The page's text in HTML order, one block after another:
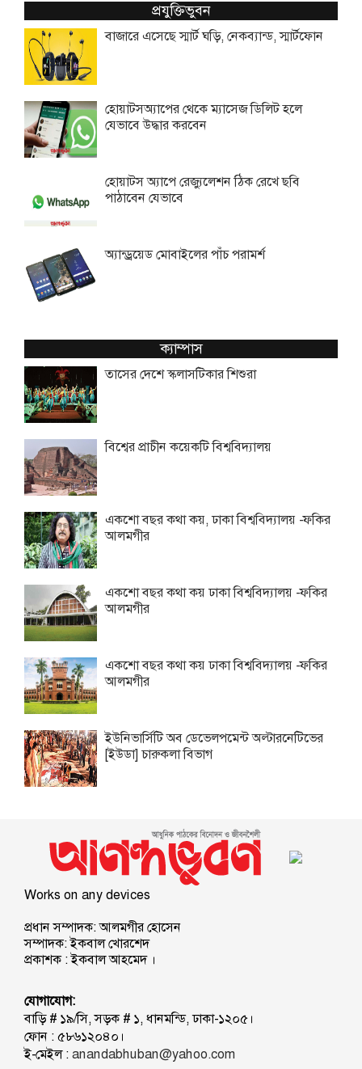
প্রযুক্তিভুবন
বাজারে এসেছে স্মার্ট ঘড়ি, নেকব্যান্ড, স্মার্টফোন
হোয়াটসঅ্যাপের থেকে ম্যাসেজ ডিলিট হলে
যেভাবে উদ্ধার করবেন
হোয়াটস অ্যাপে রেজ্যুলেশন ঠিক রেখে ছবি
পাঠাবেন যেভাবে
অ্যান্ড্রয়েড মোবাইলের পাঁচ পরামর্শ
ক্যাম্পাস
তাসের দেশে স্কলাসটিকার শিশুরা
বিশ্বের প্রাচীন কয়েকটি বিশ্ববিদ্যালয়
একশো বছর কথা কয়, ঢাকা বিশ্ববিদ্যালয় -ফকির
আলমগীর
একশো বছর কথা কয় ঢাকা বিশ্ববিদ্যালয় -ফকির
আলমগীর
একশো বছর কথা কয় ঢাকা বিশ্ববিদ্যালয় -ফকির
আলমগীর
ইউনিভার্সিটি অব ডেভেলপমেন্ট অল্টারনেটিভের
[ইউডা] চারুকলা বিভাগ
Works on any devices
প্রধান সম্পাদক: আলমগীর হোসেন
সম্পাদক: ইকবাল খোরশেদ
প্রকাশক : ইকবাল আহমেদ ।
যোগাযোগ:
বাড়ি # ১৯/সি, সড়ক # ১, ধানমন্ডি, ঢাকা-১২০৫।
ফোন : ৫৮৬১২০৪০।
ই-মেইল :anandabhuban@yahoo.com